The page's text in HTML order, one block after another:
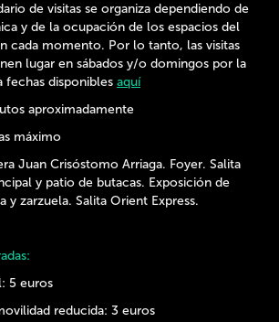
de visitas se organiza dependiendo de
y de la ocupación de los espacios del
cada momento. Por lo tanto, las visitas
lugar en sábados y/o domingos por la
fechas disponibles aquí
aproximadamente
máximo
Juan Crisóstomo Arriaga. Foyer. Salita
y patio de butacas. Exposición de
y zarzuela. Salita Orient Express.
5 euros
reducida: 3 euros